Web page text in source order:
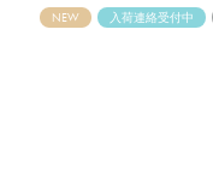
NEW 入荷連絡受付中